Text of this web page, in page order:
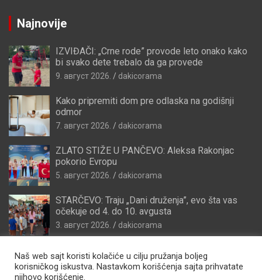
Najnovije
IZVIĐAČI: „Crne rode” provode leto onako kako
bi svako dete trebalo da ga provede
9. август 2026. dakicorama
Kako pripremiti dom pre odlaska na godišnji
odmor
7. август 2026. dakicorama
ZLATO STIŽE U PANČEVO: Aleksa Rakonjac
pokorio Evropu
5. август 2026. dakicorama
STARČEVO: Traju „Dani druženja”, evo šta vas
očekuje od 4. do 10. avgusta
3. август 2026. dakicorama
Naš web sajt koristi kolačiće u cilju pružanja boljeg
korisničkog iskustva. Nastavkom korišćenja sajta prihvatate
njihovo korišćenje.